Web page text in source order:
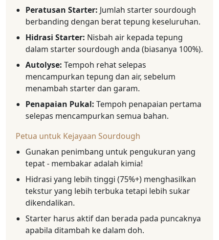
Peratusan Starter: Jumlah starter sourdough
berbanding dengan berat tepung keseluruhan.
Hidrasi Starter: Nisbah air kepada tepung
dalam starter sourdough anda (biasanya 100%).
Autolyse: Tempoh rehat selepas
mencampurkan tepung dan air, sebelum
menambah starter dan garam.
Penapaian Pukal: Tempoh penapaian pertama
selepas mencampurkan semua bahan.
Petua untuk Kejayaan Sourdough
Gunakan penimbang untuk pengukuran yang
tepat - membakar adalah kimia!
Hidrasi yang lebih tinggi (75%+) menghasilkan
tekstur yang lebih terbuka tetapi lebih sukar
dikendalikan.
Starter harus aktif dan berada pada puncaknya
apabila ditambah ke dalam doh.